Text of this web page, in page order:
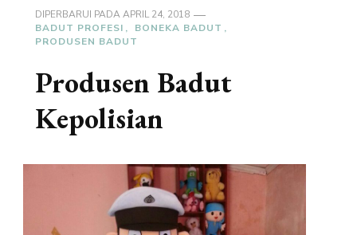
DIPERBARUI PADAAPRIL 24, 2018
BADUT PROFESI
BONEKA BADUT
PRODUSEN BADUT
Produsen Badut
Kepolisian